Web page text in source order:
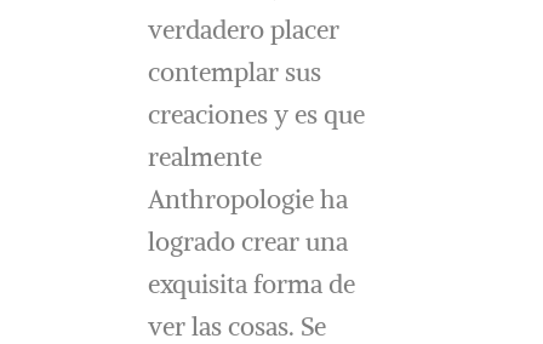
verdadero placer
contemplar sus
creaciones y es que
realmente
Anthropologie ha
logrado crear una
exquisita forma de
ver las cosas. Se